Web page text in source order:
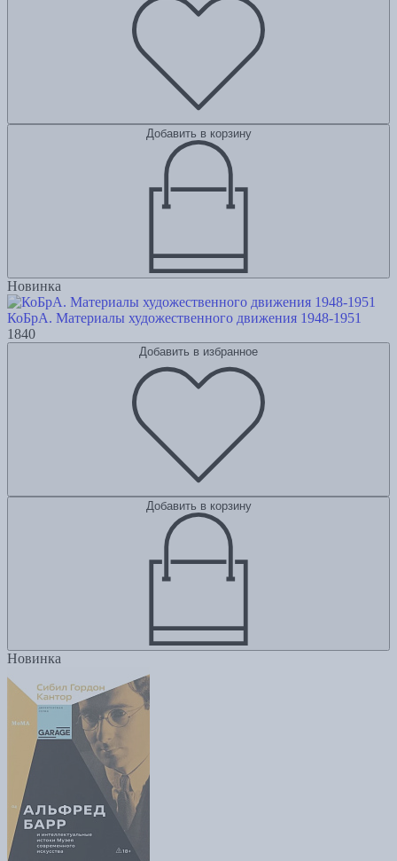
Добавить в корзину
Новинка
КоБрА. Материалы художественного движения 1948-1951
1840
Добавить в избранное
Добавить в корзину
Новинка